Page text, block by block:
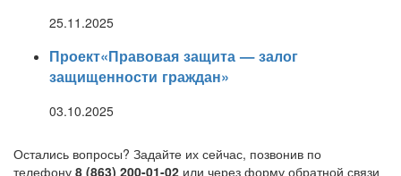
25.11.2025
Проект«Правовая защита — залог
защищенности граждан»
03.10.2025
Остались вопросы? Задайте их сейчас, позвонив по
телефону 8 (863) 200-01-02 или через форму обратной связи